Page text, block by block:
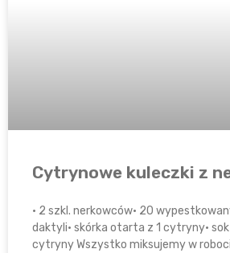
Cytrynowe kuleczki z
• 2 szkl. nerkowców• 20
daktyli• skórka otarta z 1 cytryny•
cytryny Wszystko miksujemy w